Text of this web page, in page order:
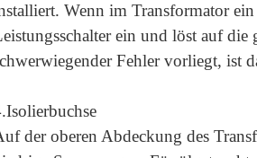
Wenn im Transformator
ein und löst auf die
Fehler vorliegt, ist
Isolierbuchse
der oberen Abdeckung des